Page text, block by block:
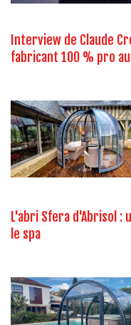
Interview de Claude
fabricant 100 % pro
L'abri Sfera d'Abrisol
le spa